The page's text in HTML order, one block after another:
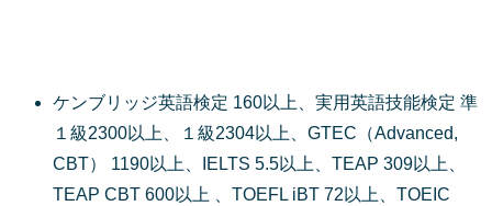
ケンブリッジ英語検定 160以上、実用英語技能検定 準
１級2300以上、１級2304以上、GTEC（Advanced,
CBT） 1190以上、IELTS 5.5以上、TEAP 309以上、
TEAP CBT 600以上 、TOEFL iBT 72以上、TOEIC